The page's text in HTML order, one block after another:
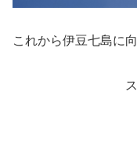
これから伊豆七島に